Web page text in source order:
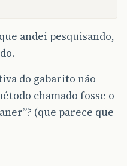
andei pesquisando,
do gabarito não
chamado fosse o
(que parece que